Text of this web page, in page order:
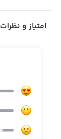
امتیاز و نظرات